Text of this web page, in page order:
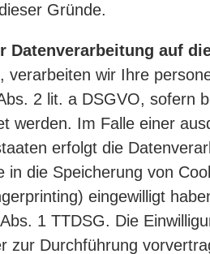
Gründe.
Datenverarbeitung auf
wir Ihre
2 lit. a DSGVO, sofern
werden. Im Falle einer
erfolgt die
die Speicherung von
eingewilligt
1 TTDSG. Die
zur Durchführung